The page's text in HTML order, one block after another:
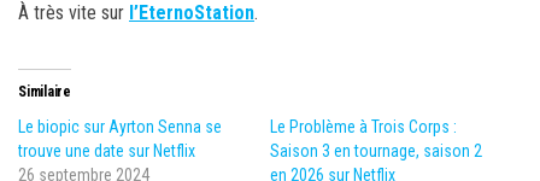
À très vite sur l’EternoStation.
Similaire
Le biopic sur Ayrton Senna se
trouve une date sur Netflix
26 septembre 2024
Le Problème à Trois Corps :
Saison 3 en tournage, saison 2
en 2026 sur Netflix